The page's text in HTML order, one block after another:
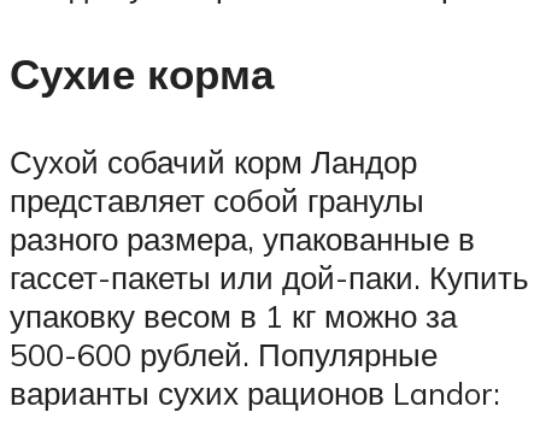
Сухие корма
Сухой собачий корм Ландор
представляет собой гранулы
разного размера, упакованные в
гассет-пакеты или дой-паки. Купить
упаковку весом в 1 кг можно за
500-600 рублей. Популярные
варианты сухих рационов Landor: